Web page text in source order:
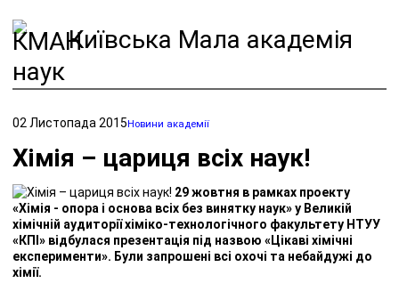
Київська Мала академія
наук
02 Листопада 2015Новини академії
Хімія – цариця всіх наук!
29 жовтня в рамках проекту
«Хімія - опора і основа всіх без винятку наук» у Великій
хімічній аудиторії хіміко-технологічного факультету НТУУ
«КПІ» відбулася презентація під назвою «Цікаві хімічні
експерименти». Були запрошені всі охочі та небайдужі до
хімії.